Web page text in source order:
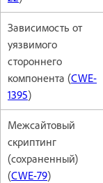
Зависимость от
уязвимого
стороннего
компонента (CWE-
1395)
Межсайтовый
скриптинг
(сохраненный)
(CWE-79)